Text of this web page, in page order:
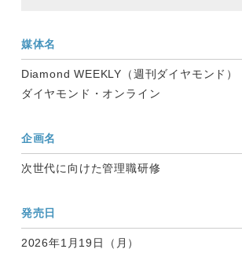
媒体名
Diamond WEEKLY（週刊ダイヤモンド）
ダイヤモンド・オンライン
企画名
次世代に向けた管理職研修
発売日
2026年1月19日（月）